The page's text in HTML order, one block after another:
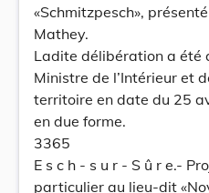
«Schmitzpesch»,
Mathey.
Ladite délibération a été
Ministre de l’Intérieur et
territoire en date du 25
en due forme.
3365
E s c h - s u r - S û r e.-
particulier au lieu-dit